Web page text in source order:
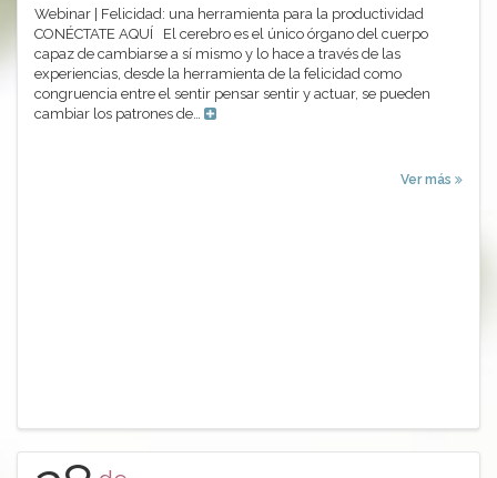
Webinar | Felicidad: una herramienta para la productividad
CONÉCTATE AQUÍ El cerebro es el único órgano del cuerpo
capaz de cambiarse a sí mismo y lo hace a través de las
experiencias, desde la herramienta de la felicidad como
congruencia entre el sentir pensar sentir y actuar, se pueden
cambiar los patrones de…
Ver más